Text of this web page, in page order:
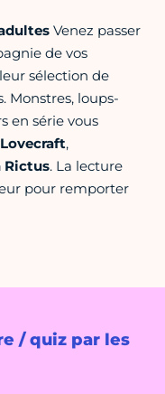
/ quiz par les
Venez passer
de vos
sélection de
Monstres, loups-
en série vous
Lovecraft,
Rictus. La lecture
pour remporter